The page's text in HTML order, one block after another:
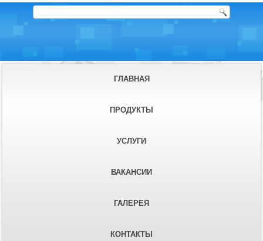
ГЛАВНАЯ
ПРОДУКТЫ
УСЛУГИ
ВАКАНСИИ
ГАЛЕРЕЯ
КОНТАКТЫ